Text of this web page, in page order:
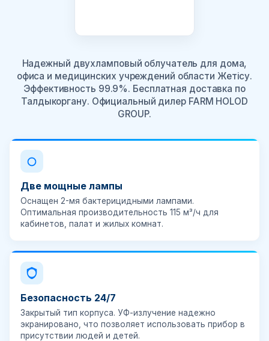
Надежный двухламповый облучатель для дома,
офиса и медицинских учреждений области Жетісу.
Эффективность 99.9%. Бесплатная доставка по
Талдыкоргану. Официальный дилер FARM HOLOD
GROUP.
Две мощные лампы
Оснащен 2-мя бактерицидными лампами.
Оптимальная производительность 115 м³/ч для
кабинетов, палат и жилых комнат.
Безопасность 24/7
Закрытый тип корпуса. УФ-излучение надежно
экранировано, что позволяет использовать прибор в
присутствии людей и детей.